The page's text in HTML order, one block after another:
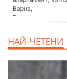
НАЙ-ЧЕТЕНИ